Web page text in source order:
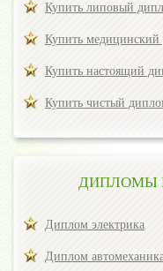
Купить липовый
Купить
Купить настоящий
Купить чистый
ДИПЛОМЫ
Диплом электрика
Диплом